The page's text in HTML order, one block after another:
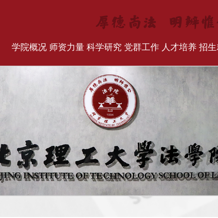
学院概况 师资力量 科学研究 党群工作 人才培养 招